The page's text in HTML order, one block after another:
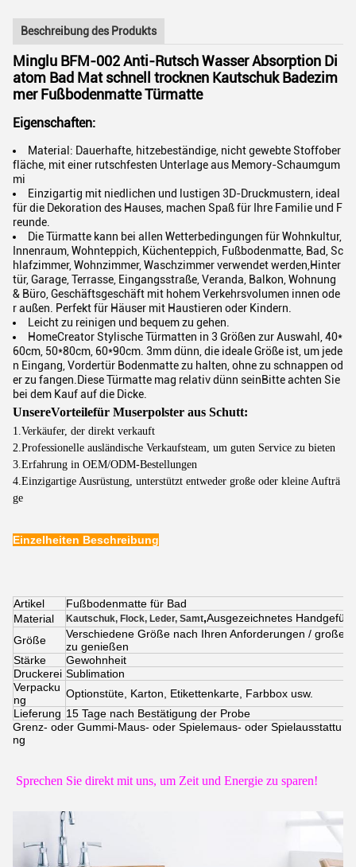
Beschreibung des Produkts
Minglu BFM-002 Anti-Rutsch Wasser Absorption Di
atom Bad Mat schnell trocknen Kautschuk Badezim
mer Fußbodenmatte Türmatte
Eigenschaften:
Material: Dauerhafte, hitzebeständige, nicht gewebte Stoffober
fläche, mit einer rutschfesten Unterlage aus Memory-Schaumgum
mi
Einzigartig mit niedlichen und lustigen 3D-Druckmustern, ideal
für die Dekoration des Hauses, machen Spaß für Ihre Familie und F
reunde.
Die Türmatte kann bei allen Wetterbedingungen für Wohnkultur,
Innenraum, Wohnteppich, Küchenteppich, Fußbodenmatte, Bad, Sc
hlafzimmer, Wohnzimmer, Waschzimmer verwendet werden,Hinter
tür, Garage, Terrasse, Eingangsstraße, Veranda, Balkon, Wohnung
& Büro, Geschäftsgeschäft mit hohem Verkehrsvolumen innen ode
r außen. Perfekt für Häuser mit Haustieren oder Kindern.
Leicht zu reinigen und bequem zu gehen.
HomeCreator Stylische Türmatten in 3 Größen zur Auswahl, 40*
60cm, 50*80cm, 60*90cm. 3mm dünn, die ideale Größe ist, um jede
n Eingang, Vordertür Bodenmatte zu halten, ohne zu schnappen od
er zu fangen.Diese Türmatte mag relativ dünn seinBitte achten Sie
bei dem Kauf auf die Dicke.
UnsereVorteilefür Muserpolster aus Schutt:
1.Verkäufer, der direkt verkauft
2.Professionelle ausländische Verkaufsteam, um guten Service zu bieten
3.Erfahrung in OEM/ODM-Bestellungen
4.Einzigartige Ausrüstung, unterstützt entweder große oder kleine Aufträ
ge
Einzelheiten Beschreibung
Artikel
Fußbodenmatte für Bad
Material
Kautschuk, Flock, Leder, Samt,Ausgezeichnetes Handgefühl.
Größe
Verschiedene Größe nach Ihren Anforderungen / große
zu genießen
Stärke
Gewohnheit
Druckerei Sublimation
Verpacku
ng
Optionstüte, Karton, Etikettenkarte, Farbbox usw.
Lieferung 15 Tage nach Bestätigung der Probe
Grenz- oder Gummi-Maus- oder Spielemaus- oder Spielausstattu
ng
Sprechen Sie direkt mit uns, um Zeit und Energie zu sparen!